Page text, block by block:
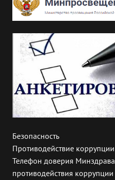
Безопасность
Противодействие коррупции
Телефон доверия
противодействия коррупции